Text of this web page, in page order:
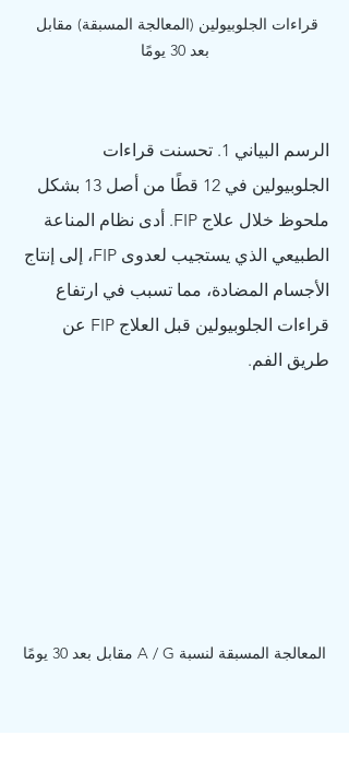
قراءات الجلوبيولين (المعالجة المسبقة) مقابل
بعد 30 يومًا
الرسم البياني 1. تحسنت قراءات
الجلوبيولين في 12 قطًا من أصل 13 بشكل
ملحوظ خلال علاج FIP. أدى نظام المناعة
الطبيعي الذي يستجيب لعدوى FIP، إلى إنتاج
الأجسام المضادة، مما تسبب في ارتفاع
قراءات الجلوبيولين قبل العلاج FIP عن
طريق الفم.
المعالجة المسبقة لنسبة A / G مقابل بعد 30 يومًا